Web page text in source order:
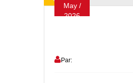
May /
2026
Par: